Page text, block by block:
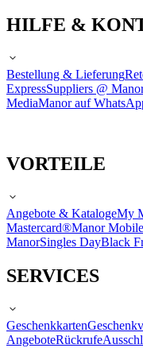
HILFE &
Bestellung & Lieferung
ExpressSuppliers @
MediaManor auf
VORTEILE
Angebote & KatalogeMy
Mastercard®Manor
ManorSingles DayBlack
SERVICES
Geschenkkarten
AngeboteRückrufe